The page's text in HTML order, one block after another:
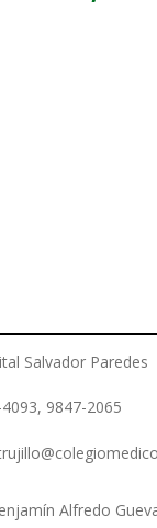
9847-2065
Alfredo